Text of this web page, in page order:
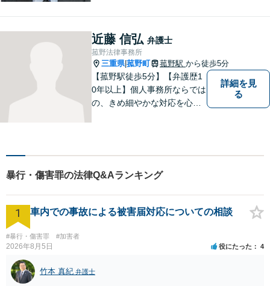
して、一緒に解決方法を考え
る手助けをさせていただけれ
ばと思いますので、お気軽に
ご相談ください。
近藤 信弘 弁護士
菰野法律事務所
三重県|菰野町 菰野駅 から徒歩5分
【菰野駅徒歩5分】【弁護歴1
0年以上】個人事務所ならでは
の、きめ細やかな対応を心が
行います！【完全個室】
詳細を見
る
暴行・傷害罪の法律Q&Aランキング
1 車内での事故による被害届対応についての相談
#暴行・傷害罪 #加害者
2026年8月5日 役にたった 4
竹本 真紀 弁護士